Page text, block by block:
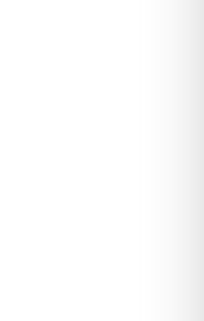
bekannt als
Angaben zum
EDV-System
zu